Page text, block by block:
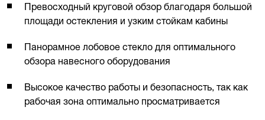
Превосходный круговой обзор благодаря большой
площади остекления и узким стойкам кабины
Панорамное лобовое стекло для оптимального
обзора навесного оборудования
Высокое качество работы и безопасность, так как
рабочая зона оптимально просматривается